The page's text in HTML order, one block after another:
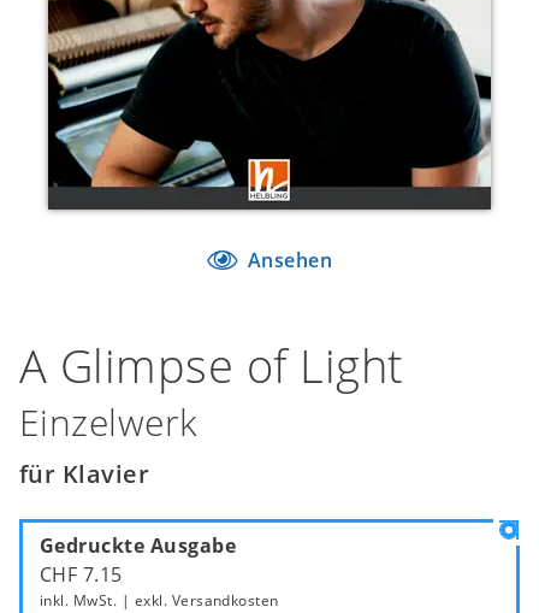
Ansehen
A Glimpse of Light
Einzelwerk
für Klavier
Gedruckte Ausgabe
CHF 7.15
inkl. MwSt. | exkl. Versandkosten